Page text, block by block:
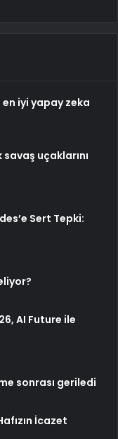
iyi yapay zeka
uçaklarını
Sert Tepki:
AI Future ile
sonrası geriledi
İcazet